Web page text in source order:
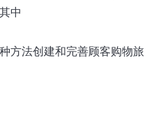
中
方法创建和完善顾客购物旅